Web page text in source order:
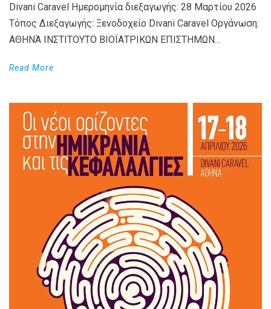
Divani Caravel Ημερομηνία διεξαγωγής: 28 Μαρτίου 2026
Τόπος Διεξαγωγής: Ξενοδοχείο Divani Caravel Οργάνωση:
ΑΘΗΝΆ ΙΝΣΤΙΤΟΥΤΟ ΒΙΟΪΑΤΡΙΚΩΝ ΕΠΙΣΤΗΜΩΝ...
Read More